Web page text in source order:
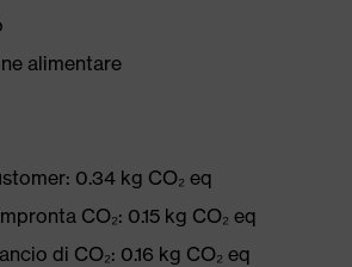
alimentare
0.34 kg CO₂ eq
CO₂: 0.15 kg CO₂ eq
di CO₂: 0.16 kg CO₂ eq